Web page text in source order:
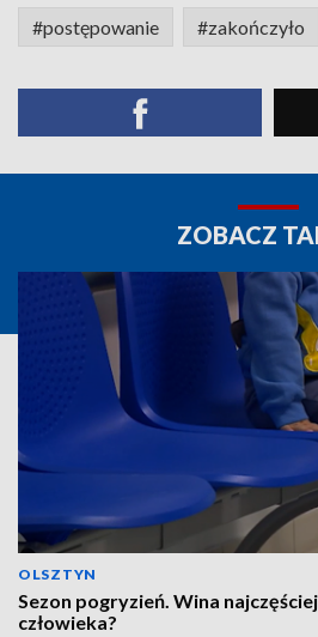
#postępowanie #zakończyło
ZOBACZ
OLSZTYN
Sezon pogryzień. Wina
człowieka?